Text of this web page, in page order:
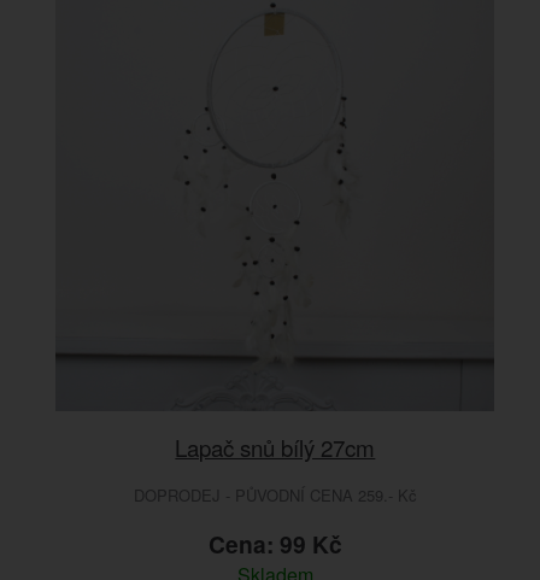
Lapač snů bílý 27cm
DOPRODEJ - PŮVODNÍ CENA 259.- Kč
Cena: 99 Kč